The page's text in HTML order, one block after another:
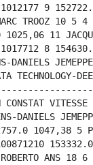
9
TROOZ 10
11
8
BAGUE
1047,38 5
ANS